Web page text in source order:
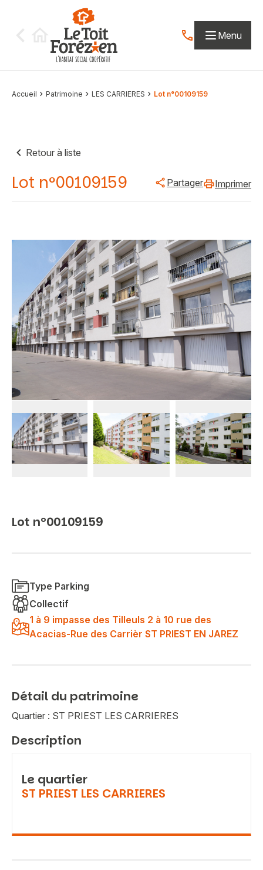
Contactez-nous
Menu
Accueil Patrimoine LES CARRIERES Lot n°00109159
Retour à liste
Lot n°00109159 Partager Imprimer
Lot n°00109159
Type Parking
Collectif
1 à 9 impasse des Tilleuls 2 à 10 rue des
Acacias-Rue des Carrièr ST PRIEST EN JAREZ
Détail du patrimoine
Quartier : ST PRIEST LES CARRIERES
Description
Le quartier
ST PRIEST LES CARRIERES